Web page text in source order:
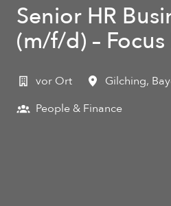
Senior HR
(m/f/d) – Focus
vor Ort Gilching,
People & Finance